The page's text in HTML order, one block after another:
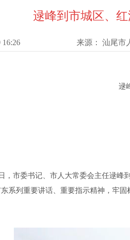
逯峰到市城区、
16:26 来源： 汕尾市
逯峰
，市委书记、市人大常委会主任逯峰
系列重要讲话、重要指示精神，牢